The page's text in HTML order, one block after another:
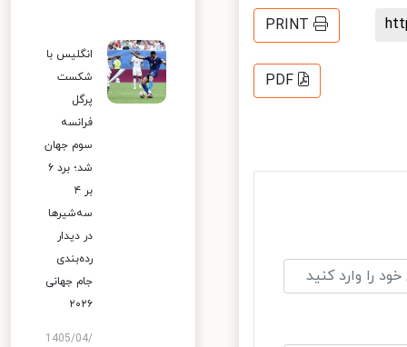
PRINT
PDF
انگلیس با
شکست
پرگل
فرانسه
سوم جهان
شد؛ برد ۶
بر ۴
سه‌شیرها
در دیدار
رده‌بندی
جام جهانی
۲۰۲۶
1405/04/